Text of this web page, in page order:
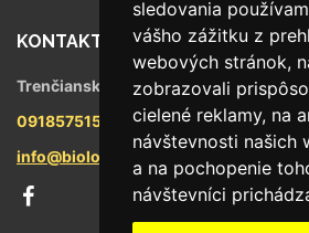
sledovania
vášho zážitku z
webových stránok,
zobrazovali
cielené reklamy, na
návštevnosti našich
a na pochopenie
návštevníci
KONTAKT
Trenčianska 56/F, 821 09 Bratislava
0918575158
info@biologika.sk